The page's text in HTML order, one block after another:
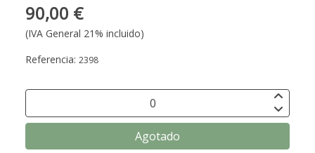
90,00 €
(IVA General 21% incluido)
Referencia: 2398
Agotado